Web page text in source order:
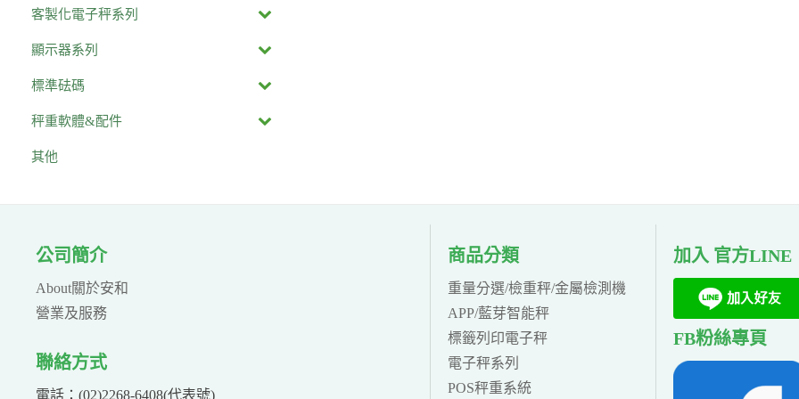
客製化電子秤系列
顯示器系列
標準砝碼
秤重軟體&配件
其他
公司簡介
About關於安和
營業及服務
聯絡方式
電話：(02)2268-6408(代表號)
商品分類
重量分選/檢重秤/金屬檢測機
APP/藍芽智能秤
標籤列印電子秤
電子秤系列
POS秤重系統
加入 官方LINE
FB粉絲專頁